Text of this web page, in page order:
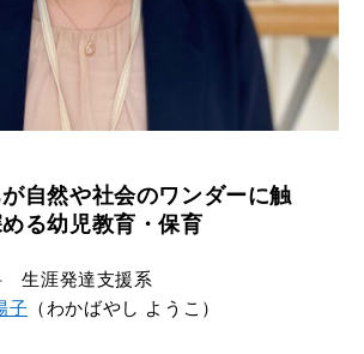
自然や社会のワンダーに触
る幼児教育・保育
生涯発達支援系
子 （わかばやし ようこ）